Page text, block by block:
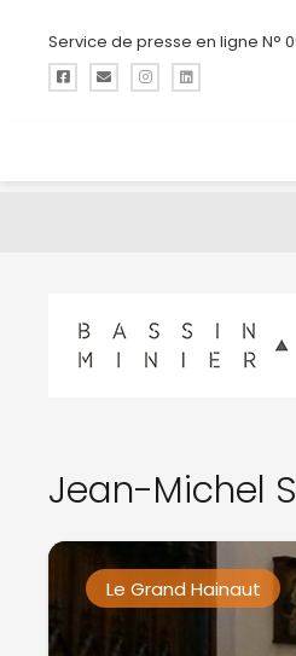
Service de presse en ligne N°
Jean-Michel
Le Grand Hainaut